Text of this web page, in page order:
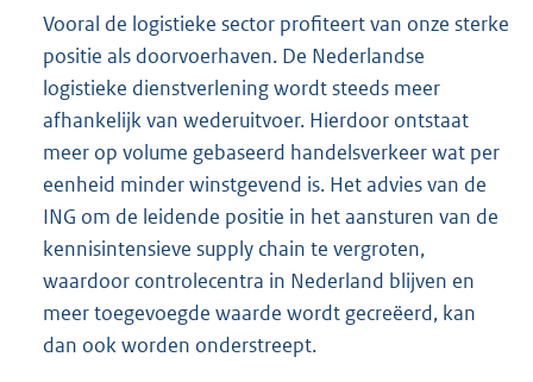
Vooral de logistieke sector profiteert van onze sterke
positie als doorvoerhaven. De Nederlandse
logistieke dienstverlening wordt steeds meer
afhankelijk van wederuitvoer. Hierdoor ontstaat
meer op volume gebaseerd handelsverkeer wat per
eenheid minder winstgevend is. Het advies van de
ING om de leidende positie in het aansturen van de
kennisintensieve supply chain te vergroten,
waardoor controlecentra in Nederland blijven en
meer toegevoegde waarde wordt gecreëerd, kan
dan ook worden onderstreept.